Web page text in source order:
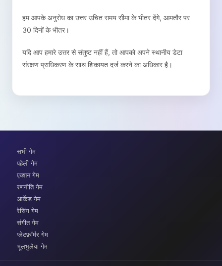
हम आपके अनुरोध का उत्तर उचित समय सीमा के भीतर देंगे, आमतौर पर
30 दिनों के भीतर।
यदि आप हमारे उत्तर से संतुष्ट नहीं हैं, तो आपको अपने स्थानीय डेटा
संरक्षण प्राधिकरण के साथ शिकायत दर्ज करने का अधिकार है।
सभी गेम
पहेली गेम
एक्शन गेम
रणनीति गेम
आर्केड गेम
रेसिंग गेम
संगीत गेम
प्लेटफ़ॉर्मर गेम
भूलभुलैया गेम